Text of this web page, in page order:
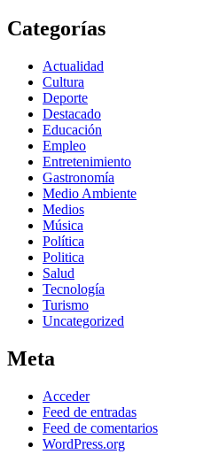
Categorías
Actualidad
Cultura
Deporte
Destacado
Educación
Empleo
Entretenimiento
Gastronomía
Medio Ambiente
Medios
Música
Política
Politica
Salud
Tecnología
Turismo
Uncategorized
Meta
Acceder
Feed de entradas
Feed de comentarios
WordPress.org